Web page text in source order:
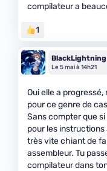
compilateur a
1
BlackLightning
Le 5 mai à 14h21
Oui elle a
pour ce genre de
Sans compter que
pour les
très vite chiant de
assembleur. Tu
compilateur dans